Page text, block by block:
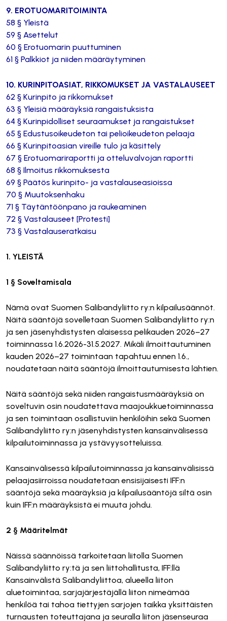
9. EROTUOMARITOIMINTA
58 § Yleistä
59 § Asettelut
60 § Erotuomarin puuttuminen
61 § Palkkiot ja niiden määräytyminen
10. KURINPITOASIAT, RIKKOMUKSET JA VASTALAUSEET
62 § Kurinpito ja rikkomukset
63 § Yleisiä määräyksiä rangaistuksista
64 § Kurinpidolliset seuraamukset ja rangaistukset
65 § Edustusoikeudeton tai pelioikeudeton pelaaja
66 § Kurinpitoasian vireille tulo ja käsittely
67 § Erotuomariraportti ja otteluvalvojan raportti
68 § Ilmoitus rikkomuksesta
69 § Päätös kurinpito- ja vastalauseasioissa
70 § Muutoksenhaku
71 § Täytäntöönpano ja raukeaminen
72 § Vastalauseet [Protesti]
73 § Vastalauseratkaisu
1. YLEISTÄ
1 § Soveltamisala
Nämä ovat Suomen Salibandyliitto ry:n kilpailusäännöt.
Näitä sääntöjä sovelletaan Suomen Salibandyliitto ry:n
ja sen jäsenyhdistysten alaisessa pelikauden 2026–27
toiminnassa 1.6.2026-31.5.2027. Mikäli ilmoittautuminen
kauden 2026–27 toimintaan tapahtuu ennen 1.6.,
noudatetaan näitä sääntöjä ilmoittautumisesta lähtien.
Näitä sääntöjä sekä niiden rangaistusmääräyksiä on
soveltuvin osin noudatettava maajoukkuetoiminnassa
ja sen toimintaan osallistuviin henkilöihin sekä Suomen
Salibandyliitto ry:n jäsenyhdistysten kansainvälisessä
kilpailutoiminnassa ja ystävyysotteluissa.
Kansainvälisessä kilpailutoiminnassa ja kansainvälisissä
pelaajasiirroissa noudatetaan ensisijaisesti IFF:n
sääntöjä sekä määräyksiä ja kilpailusääntöjä siltä osin
kuin IFF:n määräyksistä ei muuta johdu.
2 § Määritelmät
Näissä säännöissä tarkoitetaan liitolla Suomen
Salibandyliitto ry:tä ja sen liittohallitusta, IFF:llä
Kansainvälistä Salibandyliittoa, alueella liiton
aluetoimintaa, sarjajärjestäjällä liiton nimeämää
henkilöä tai tahoa tiettyjen sarjojen taikka yksittäisten
turnausten toteuttajana ja seuralla liiton jäsenseuraa